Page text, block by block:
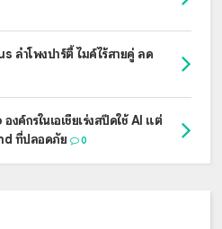
ลำโพงปาร์ตี้ ไมค์ไร้สายคู่ ลด
ค์กรในเอเชียเร่งสปีดใช้ AI แต่
ที่ปลอดภัย
0